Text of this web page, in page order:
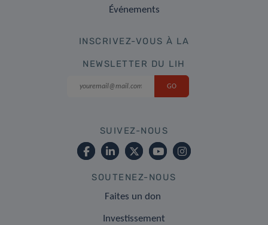
Événements
INSCRIVEZ-VOUS À LA
NEWSLETTER DU LIH
SUIVEZ-NOUS
SOUTENEZ-NOUS
Faites un don
Investissement